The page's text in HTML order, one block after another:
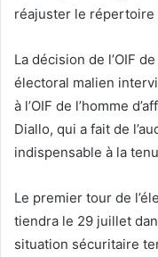
réajuster le répertoire
La décision de l’OIF
électoral malien
à l’OIF de l’homme
Diallo, qui a fait de
indispensable à la
Le premier tour de
tiendra le 29 juillet
situation sécuritaire